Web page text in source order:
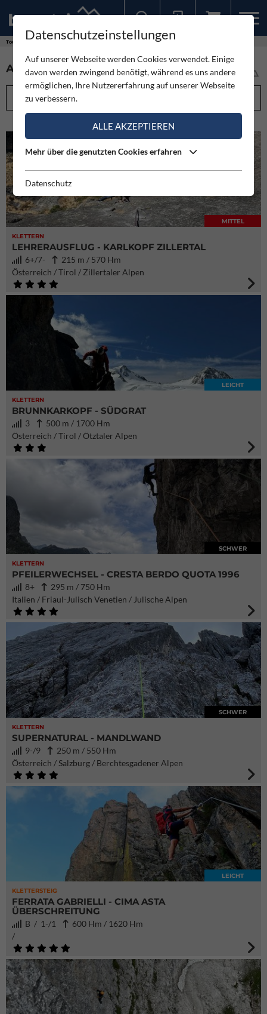
Touren
ALLE TOUREN IM ÜBERBLICK (5974)
FILTEROPTIONEN
KLETTERN
MITTEL
LEHRERAUSFLUG - KARLKOPF ZILLERTAL
6+/7-
215 m / 570 Hm
Österreich / Tirol / Zillertaler Alpen
KLETTERN
LEICHT
BRUNNKARKOPF - SÜDGRAT
3
500 m / 1700 Hm
Österreich / Tirol / Ötztaler Alpen
KLETTERN
SCHWER
PFEILERWECHSEL - CRESTA BERDO QUOTA 1996
8+
295 m / 750 Hm
Italien / Friaul-Julisch Venetien / Julische Alpen
KLETTERN
SCHWER
SUPERNATURAL - MANDLWAND
9-/9
250 m / 550 Hm
Österreich / Salzburg / Berchtesgadener Alpen
KLETTERSTEIG
LEICHT
FERRATA GABRIELLI - CIMA ASTA
ÜBERSCHREITUNG
B / 1-/1
600 Hm / 1620 Hm
/
Datenschutzeinstellungen
Auf unserer Webseite werden Cookies verwendet. Einige
davon werden zwingend benötigt, während es uns andere
ermöglichen, Ihre Nutzererfahrung auf unserer Webseite
zu verbessern.
ALLE AKZEPTIEREN
Mehr über die genutzten Cookies erfahren
Datenschutz